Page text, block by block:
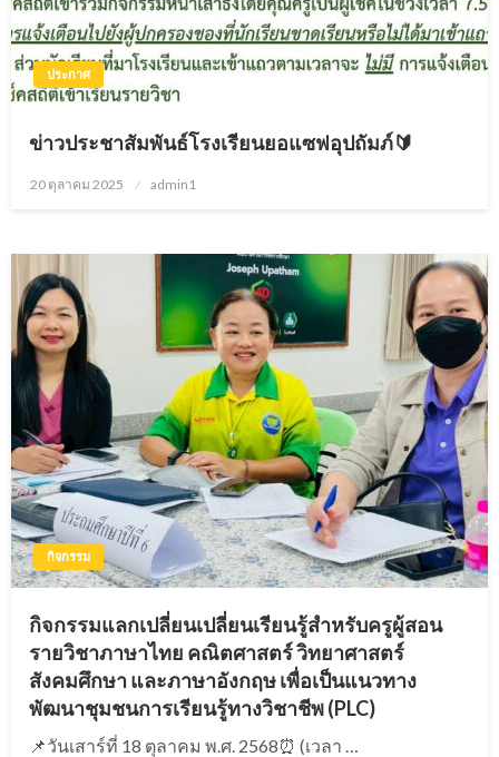
ประกาศ
ข่าวประชาสัมพันธ์โรงเรียนยอแซฟอุปถัมภ์🔰
Posted
20 ตุลาคม 2025 admin1
กิจกรรม
กิจกรรมแลกเปลี่ยนเปลี่ยนเรียนรู้สำหรับครูผู้สอน
รายวิชาภาษาไทย คณิตศาสตร์ วิทยาศาสตร์
สังคมศึกษา และภาษาอังกฤษ เพื่อเป็นแนวทาง
พัฒนาชุมชนการเรียนรู้ทางวิชาชีพ (PLC)
📌วันเสาร์ที่ 18 ตุลาคม พ.ศ. 2568⏰ (เวลา …